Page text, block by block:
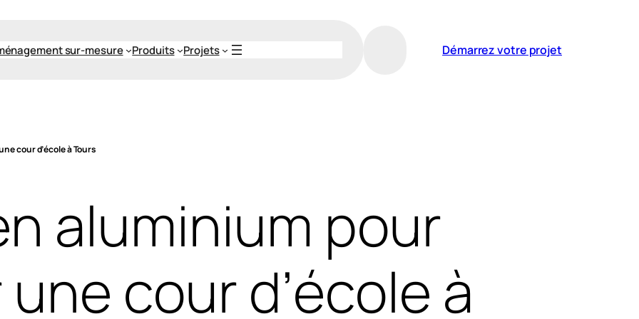
sur-mesure Produits Projets Démarrez votre projet
cour d’école à Tours
aluminium pour
cour d’école à